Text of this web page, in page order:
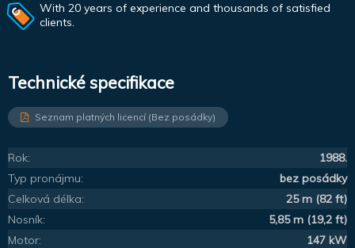
With 20 years of experience and thousands of satisfied
clients.
Technické specifikace
Seznam platných licencí (Bez posádky)
Rok:
1988.
Typ pronájmu:
bez posádky
Celková délka:
25 m (82 ft)
Nosník:
5,85 m (19,2 ft)
Motor:
147 kW